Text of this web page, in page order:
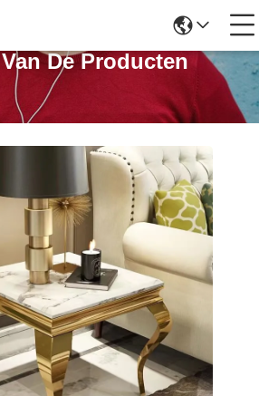
De Producten